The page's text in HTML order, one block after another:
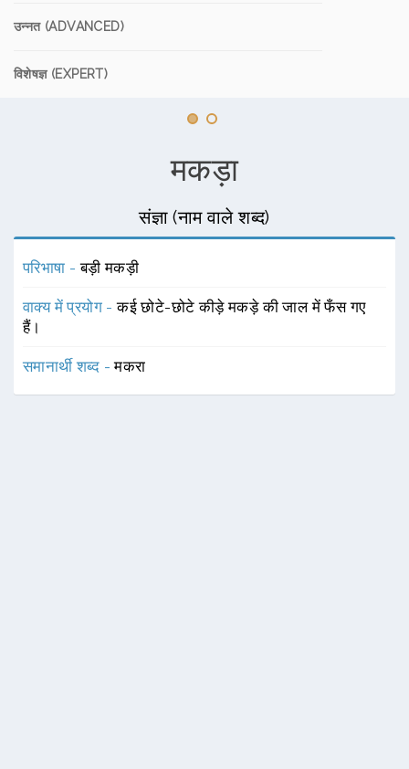
उन्नत (ADVANCED)
विशेषज्ञ (EXPERT)
मकड़ा
संज्ञा (नाम वाले शब्द)
परिभाषा -बड़ी मकड़ी
वाक्य में प्रयोग -कई छोटे-छोटे कीड़े मकड़े की जाल में फँस गए
हैं।
समानार्थी शब्द -मकरा